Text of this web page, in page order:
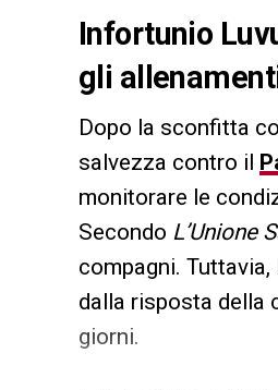
Infortunio
gli
Dopo la sconfitta
salvezza contro il
monitorare le
Secondo L’Unione
compagni.
dalla risposta della
giorni.